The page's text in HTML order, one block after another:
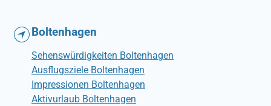
Boltenhagen
Sehenswürdigkeiten Boltenhagen
Ausflugsziele Boltenhagen
Impressionen Boltenhagen
Aktivurlaub Boltenhagen